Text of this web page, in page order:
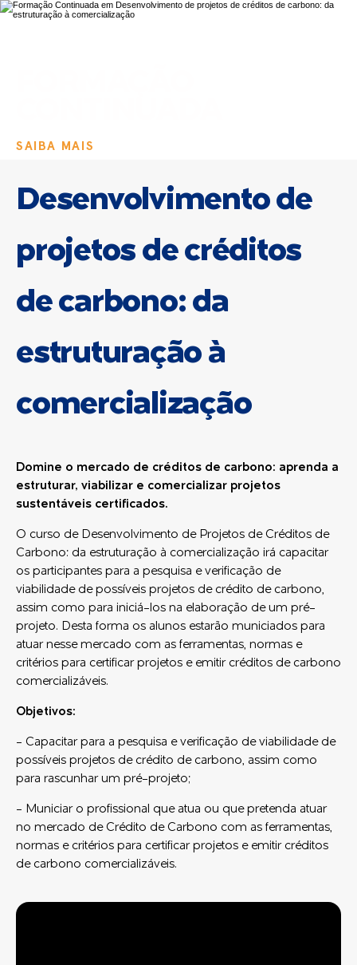
SAIBA MAIS
Desenvolvimento de
projetos de créditos
de carbono: da
estruturação à
comercialização
Domine o mercado de créditos de carbono: aprenda a
estruturar, viabilizar e comercializar projetos
sustentáveis certificados.
O curso de Desenvolvimento de Projetos de Créditos de
Carbono: da estruturação à comercialização irá capacitar
os participantes para a pesquisa e verificação de
viabilidade de possíveis projetos de crédito de carbono,
assim como para iniciá-los na elaboração de um pré-
projeto. Desta forma os alunos estarão municiados para
atuar nesse mercado com as ferramentas, normas e
critérios para certificar projetos e emitir créditos de carbono
comercializáveis.
Objetivos:
- Capacitar para a pesquisa e verificação de viabilidade de
possíveis projetos de crédito de carbono, assim como
para rascunhar um pré-projeto;
- Municiar o profissional que atua ou que pretenda atuar
no mercado de Crédito de Carbono com as ferramentas,
normas e critérios para certificar projetos e emitir créditos
de carbono comercializáveis.